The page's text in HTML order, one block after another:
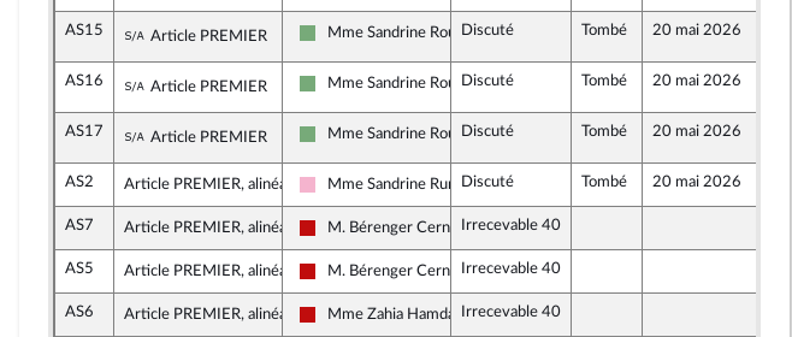
AS15 Sous-amendement de l'amendement n°AS13
Article PREMIER Écologiste et Social
Mme Sandrine Rousseau
Discuté Tombé 20 mai 2026
AS16 Sous-amendement de l'amendement n°AS13
Article PREMIER Écologiste et Social
Mme Sandrine Rousseau
Discuté Tombé 20 mai 2026
AS17 Sous-amendement de l'amendement n°AS13
Article PREMIER Écologiste et Social
Mme Sandrine Rousseau
Discuté Tombé 20 mai 2026
AS2 Article PREMIER, alinéa 2
Socialistes et apparentés
Mme Sandrine RunelDiscuté Tombé 20 mai 2026
AS7 Article PREMIER, alinéa 2
La France insoumise - Nouveau Front Populaire
M. Bérenger CernonIrrecevable 40
AS5 Article PREMIER, alinéa 2
La France insoumise - Nouveau Front Populaire
M. Bérenger CernonIrrecevable 40
AS6 Article PREMIER, alinéa 2
La France insoumise - Nouveau Front Populaire
Mme Zahia HamdaneIrrecevable 40